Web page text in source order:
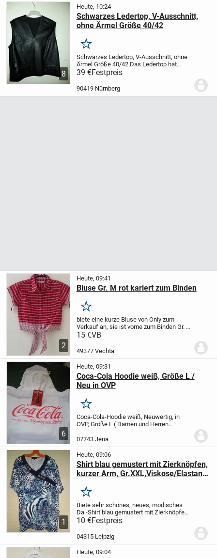
8
Heute, 10:24
Schwarzes Ledertop, V-Ausschnitt,
ohne Ärmel Größe 40/42
Merken
Schwarzes Ledertop, V-Ausschnitt, ohne
Ärmel Größe 40/42 Das Ledertop hat
vorne links eine kleine Tasche sowie
rechts zwei kleine Taschen. An der linken
Seite befindet sich unten ein kleiner...
39 €Festpreis
90419 Nürnberg
2
Heute, 09:41
Bluse Gr. M rot kariert zum Binden
Merken
biete eine kurze Bluse von Only zum
Verkauf an, sie ist vorne zum Binden Gr. M
rot-weiß kariert
ca. 67 cmMaterial: 100% Baumwolle
15 €VB
49377 Vechta
6
Heute, 09:31
Coca-Cola Hoodie weiß, Größe L /
Neu in OVP
Merken
Coca-Cola-Hoodie weiß, Neuwertig, in
OVP, Größe L ( Damen und Herren
Refreshing NEW Feeling
´s doppelt bestellt, deshalb kostet es
keine 59,99€,...
07743 Jena
1
Heute, 09:06
Shirt blau gemustert mit Zierknöpfen,
kurzer Arm, Gr.XXL,Viskose/Elastan
Merken
Biete sehr schönes, neues, modisches
Da.-Shirt blau gemustert mit Zierknöpfen,
Gr. XXLMaterial: 95% Viskose, 5%
Elastan, 40° Wäsche
Umtausch, Gewährleistung oder
Rücknahme...
10 €Festpreis
04315 Leipzig
Heute, 09:04